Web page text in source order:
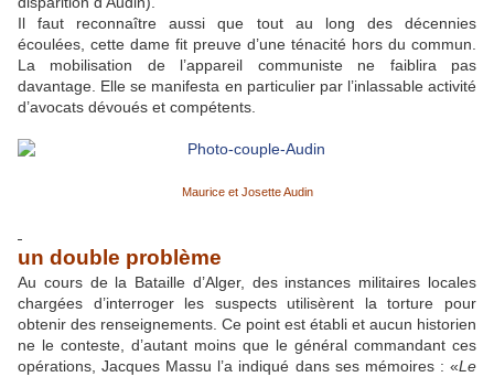
Il faut reconnaître aussi que tout au long des décennies
écoulées, cette dame fit preuve d’une ténacité hors du commun.
La mobilisation de l’appareil communiste ne faiblira pas
davantage. Elle se manifesta en particulier par l’inlassable activité
d’avocats dévoués et compétents.
Maurice et Josette Audin
un double problème
Au cours de la Bataille d’Alger, des instances militaires locales
chargées d’interroger les suspects utilisèrent la torture pour
obtenir des renseignements. Ce point est établi et aucun historien
ne le conteste, d’autant moins que le général commandant ces
opérations, Jacques Massu l’a indiqué dans ses mémoires : «Le